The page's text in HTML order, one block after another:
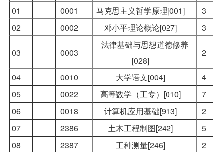
01
0001 马克思主义哲学原理[001]
3
02
0002 邓小平理论概论[027] 3
03 0003
法律基础与思想道德修养
[028]
2
04 0010 大学语文[004]
4
05
0022 高等数学（工专） [010]
7
06
0018 计算机应用基础[913]
2
07
2386 土木工程制图[242]
5
08
2387 工种测量[246] 2